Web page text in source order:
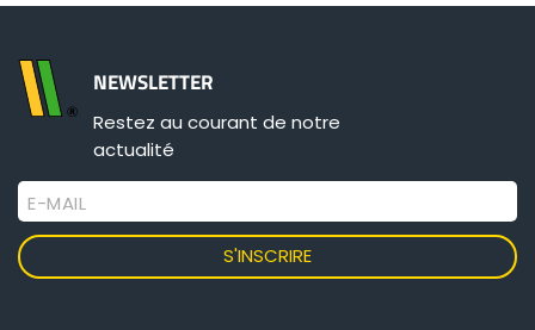
NEWSLETTER
Restez au courant de notre
actualité
E-MAIL